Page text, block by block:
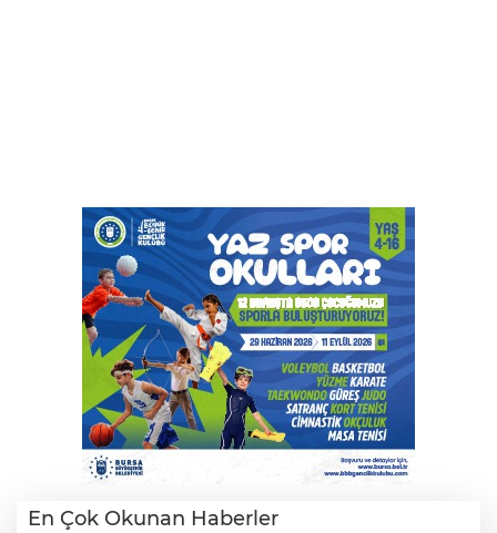
En Çok Okunan Haberler